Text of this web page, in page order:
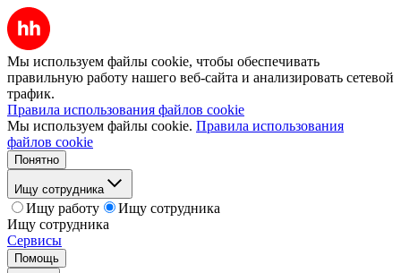
Мы используем файлы cookie, чтобы обеспечивать
правильную работу нашего веб-сайта и анализировать сетевой
трафик.
Правила использования файлов cookie
Мы используем файлы cookie. Правила использования
файлов cookie
Понятно
Ищу сотрудника
Ищу работу
Ищу сотрудника
Ищу сотрудника
Сервисы
Помощь